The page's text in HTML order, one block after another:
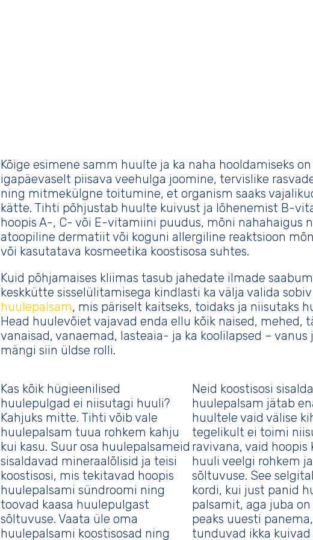
Kõige esimene samm huulte ja ka naha hooldamiseks
igapäevaselt piisava veehulga joomine, tervislike
ning mitmekülgne toitumine, et organism saaks
kätte. Tihti põhjustab huulte kuivust ja lõhenemist B-
hoopis A-, C- või E-vitamiini puudus, mõni nahahaigus
atoopiline dermatiit või koguni allergiline reaktsioon
või kasutatava kosmeetika koostisosa suhtes.
Kuid põhjamaises kliimas tasub jahedate ilmade
keskkütte sisselülitamisega kindlasti ka välja valida sobiv
huulepalsam, mis päriselt kaitseks, toidaks ja niisutaks
Head huulevõiet vajavad enda ellu kõik naised, mehed,
vanaisad, vanaemad, lasteaia- ja ka koolilapsed – vanus
mängi siin üldse rolli.
Kas kõik hügieenilised
huulepulgad ei niisutagi huuli?
Kahjuks mitte. Tihti võib vale
huulepalsam tuua rohkem kahju
kui kasu. Suur osa huulepalsameid
sisaldavad mineraalõlisid ja teisi
koostisosi, mis tekitavad hoopis
huulepalsami sündroomi ning
toovad kaasa huulepulgast
sõltuvuse. Vaata üle oma
huulepalsami koostisosad ning
Neid koostisosi
huulepalsam jätab
huultele vaid välise
tegelikult ei toimi
ravivana, vaid hoopis
huuli veelgi rohkem
sõltuvuse. See
kordi, kui just panid
palsamit, aga juba
peaks uuesti
tunduvad ikka kuivad